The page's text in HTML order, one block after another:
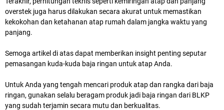
overstek juga harus dilakukan secara akurat untuk memastikan
kekokohan dan ketahanan atap rumah dalam jangka waktu yang
panjang.
Semoga artikel di atas dapat memberikan insight penting seputar
pemasangan kuda-kuda baja ringan untuk atap Anda.
Untuk Anda yang tengah mencari produk atap dan rangka dari baja
ringan, gunakan selalu beragam produk jadi baja ringan dari BLKP
yang sudah terjamin secara mutu dan berkualitas.